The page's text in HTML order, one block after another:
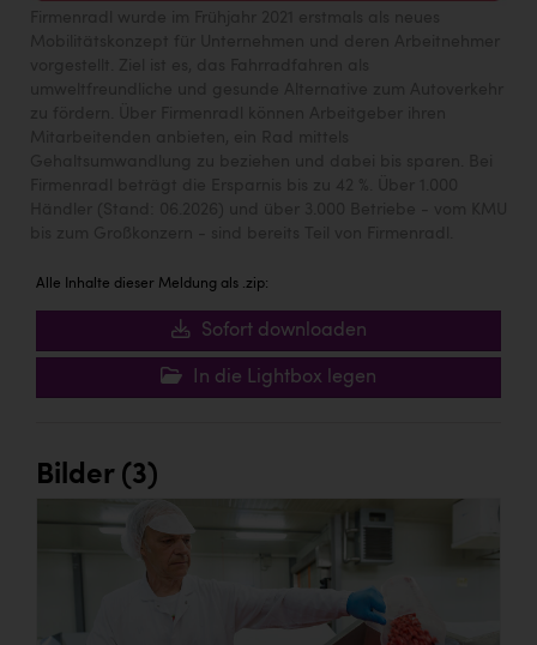
Alle Inhalte dieser Meldung als .zip:
Sofort downloaden
In die Lightbox legen
Bilder (3)